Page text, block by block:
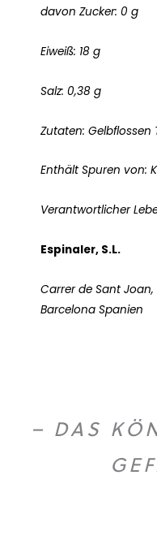
davon Zucker: 0 g
Eiweiß: 18 g
Salz: 0,38 g
Zutaten: Gelbflossen
Enthält Spuren von:
Verantwortlicher
Espinaler, S.L.
Carrer de Sant Joan,
Barcelona Spanien
– DAS